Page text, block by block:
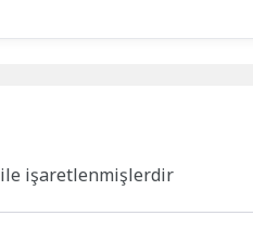
ile işaretlenmişlerdir